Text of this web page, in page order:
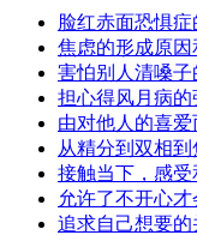
脸红赤面恐惧
焦虑的形成原
害怕别人清嗓
担心得风月病的
由对他人的喜爱
从精分到双相
接触当下，感
允许了不开心
追求自己想要